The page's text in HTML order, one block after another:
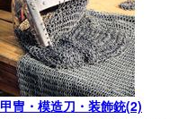
甲冑・模造刀・装飾銃(2)